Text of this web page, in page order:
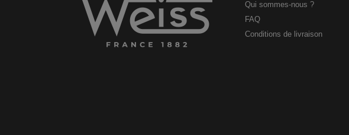
Qui sommes-nous ?
FAQ
Conditions de livraison